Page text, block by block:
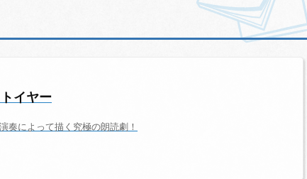
イヤー
奏によって描く究極の朗読劇！